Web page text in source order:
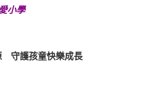
小學
守護孩童快樂成長